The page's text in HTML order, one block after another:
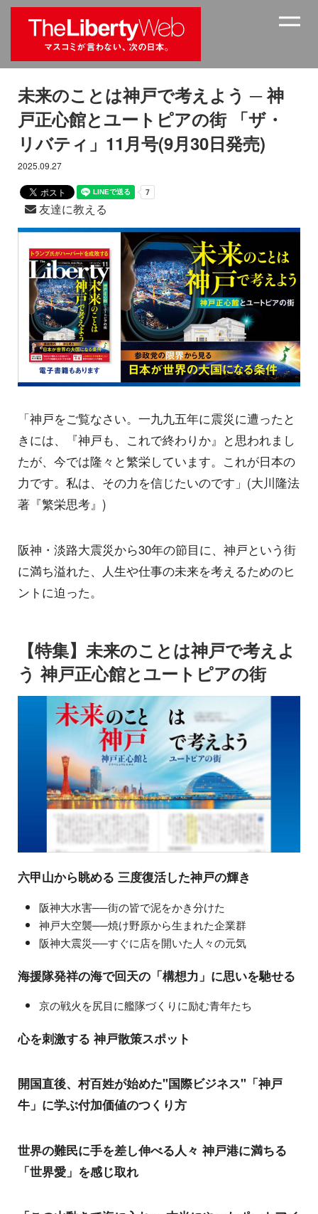
未来のことは神戸で考えよう ─ 神
戸正心館とユートピアの街 「ザ・
リバティ」11月号(9月30日発売)
2025.09.27
友達に教える
「神戸をご覧なさい。一九九五年に震災に遭ったと
きには、『神戸も、これで終わりか』と思われまし
たが、今では隆々と繁栄しています。これが日本の
力です。私は、その力を信じたいのです」(大川隆法
著『繁栄思考』)
阪神・淡路大震災から30年の節目に、神戸という街
に満ち溢れた、人生や仕事の未来を考えるためのヒ
ントに迫った。
【特集】未来のことは神戸で考えよ
う 神戸正心館とユートピアの街
六甲山から眺める 三度復活した神戸の輝き
阪神大水害──街の皆で泥をかき分けた
神戸大空襲──焼け野原から生まれた企業群
阪神大震災──すぐに店を開いた人々の元気
海援隊発祥の海で回天の「構想力」に思いを馳せる
京の戦火を尻目に艦隊づくりに励む青年たち
心を刺激する 神戸散策スポット
開国直後、村百姓が始めた"国際ビジネス"「神戸
牛」に学ぶ付加価値のつくり方
世界の難民に手を差し伸べる人々 神戸港に満ちる
「世界愛」を感じ取れ